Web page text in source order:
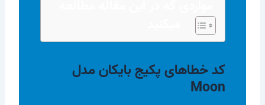
کد خطاهای پکیج بایکان مدل
Moon